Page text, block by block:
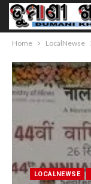
Home LocalNewse
LOCALNEWSE